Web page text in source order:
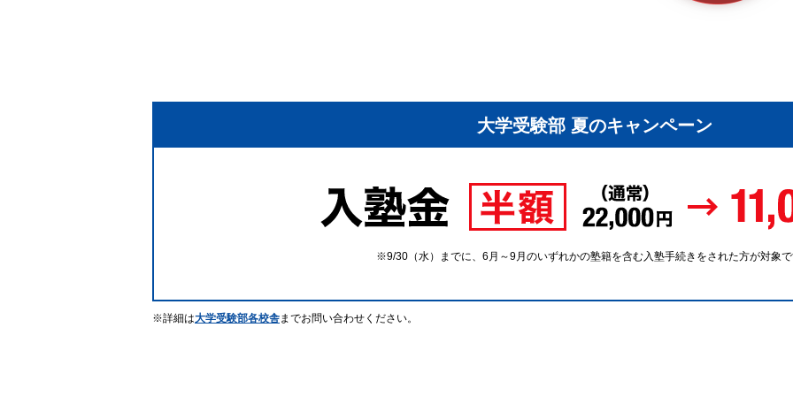
大学受験部 夏のキャンペーン
9/30（水）までに、6月～9月のいずれかの塾籍を含む入塾手続きをされた方が対象
詳細は大学受験部各校舎までお問い合わせください。